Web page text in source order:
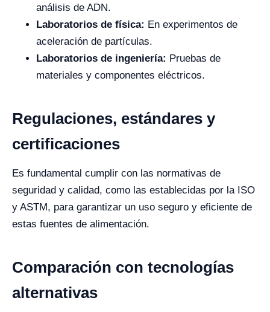
análisis de ADN.
Laboratorios de física: En experimentos de
aceleración de partículas.
Laboratorios de ingeniería: Pruebas de
materiales y componentes eléctricos.
Regulaciones, estándares y
certificaciones
Es fundamental cumplir con las normativas de
seguridad y calidad, como las establecidas por la ISO
y ASTM, para garantizar un uso seguro y eficiente de
estas fuentes de alimentación.
Comparación con tecnologías
alternativas